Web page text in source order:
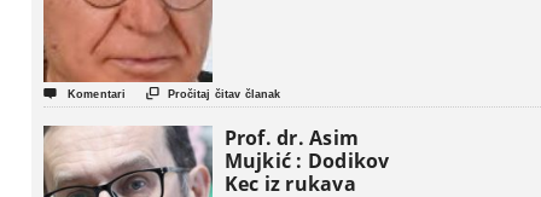
 Komentari  Pročitaj čitav članak
Prof. dr. Asim
Mujkić : Dodikov
Kec iz rukava